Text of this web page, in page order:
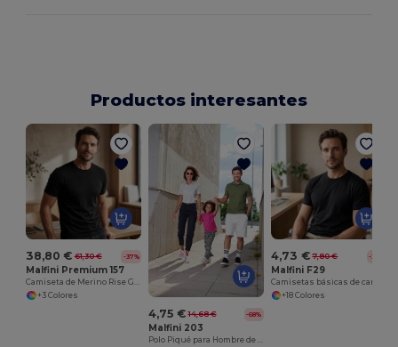
Productos interesantes
38,80 € 61,30 € -37%
Malfini Premium 157
Camiseta de Merino Rise Gents
+3 Colores
4,75 € 14,68 € -68%
Malfini 203
Polo Piqué para Hombre de Alta Calidad y Confort
4,73 € 7,80 € -39%
Malfini F29
+18 Colores